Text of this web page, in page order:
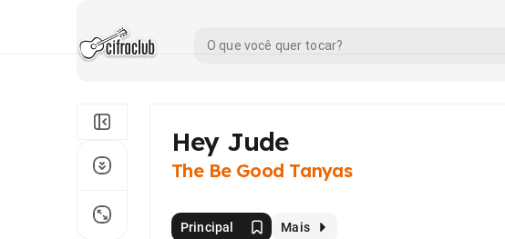
Hey Jude
The Be Good Tanyas
Principal Mais